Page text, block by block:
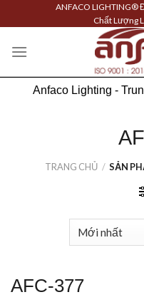
to
content
ANFACO LIGHTING®
Chất Lượng
Anfaco Lighting -
TRANG CHỦ / SẢN
AFC-377